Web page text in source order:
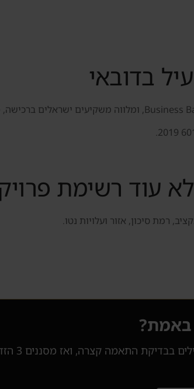
בדובאי
עוד רשימת
רמת סיכון, אזור ועלויות נטו.
באמת?
דנסיה